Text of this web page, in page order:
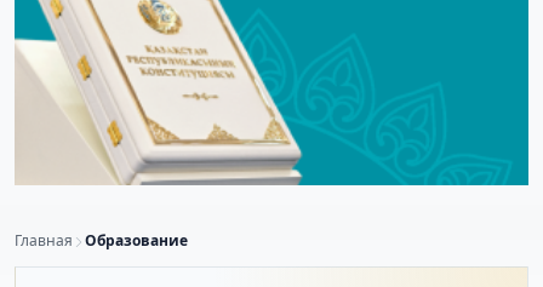
Главная Образование